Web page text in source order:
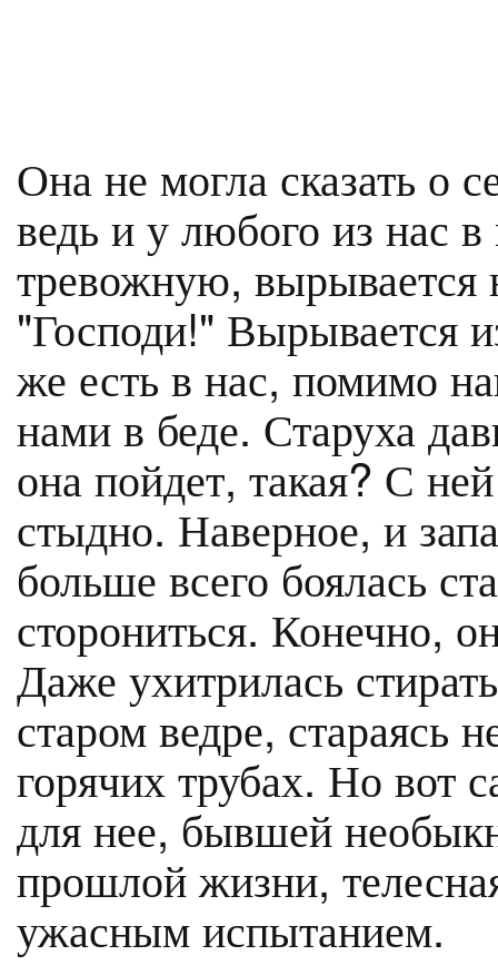
Она не могла сказать о
ведь и у любого из нас
тревожную, вырывается
"Господи!" Вырывается
же есть в нас, помимо
нами в беде. Старуха
она пойдет, такая? С
стыдно. Наверное, и
больше всего боялась
сторониться. Конечно,
Даже ухитрилась
старом ведре, стараясь
горячих трубах. Но вот
для нее, бывшей
прошлой жизни,
ужасным испытанием.